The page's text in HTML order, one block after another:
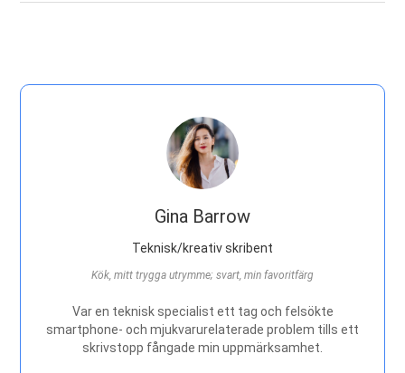
Gina Barrow
Teknisk/kreativ skribent
Kök, mitt trygga utrymme; svart, min favoritfärg
Var en teknisk specialist ett tag och felsökte
smartphone- och mjukvarurelaterade problem tills ett
skrivstopp fångade min uppmärksamhet.